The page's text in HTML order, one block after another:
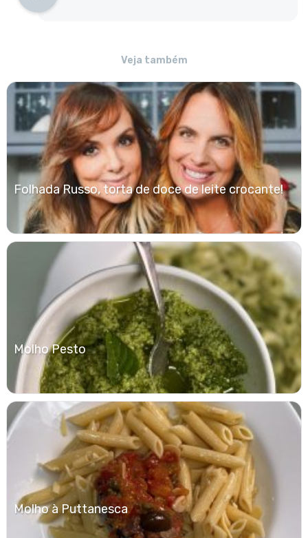
Veja também
Folhada Russo, torta de doce de leite crocante!
Molho Pesto
Molho à Puttanesca